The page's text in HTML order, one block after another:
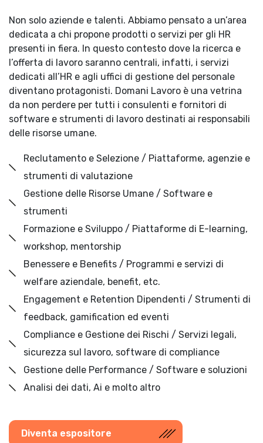
Non solo aziende e talenti. Abbiamo pensato a un’area
dedicata a chi propone prodotti o servizi per gli HR
presenti in fiera. In questo contesto dove la ricerca e
l’offerta di lavoro saranno centrali, infatti, i servizi
dedicati all’HR e agli uffici di gestione del personale
diventano protagonisti. Domani Lavoro è una vetrina
da non perdere per tutti i consulenti e fornitori di
software e strumenti di lavoro destinati ai responsabili
delle risorse umane.
Reclutamento e Selezione / Piattaforme, agenzie e
strumenti di valutazione
Gestione delle Risorse Umane / Software e
strumenti
Formazione e Sviluppo / Piattaforme di E-learning,
workshop, mentorship
Benessere e Benefits / Programmi e servizi di
welfare aziendale, benefit, etc.
Engagement e Retention Dipendenti / Strumenti di
feedback, gamification ed eventi
Compliance e Gestione dei Rischi / Servizi legali,
sicurezza sul lavoro, software di compliance
Gestione delle Performance / Software e soluzioni
Analisi dei dati, Ai e molto altro
Diventa espositore